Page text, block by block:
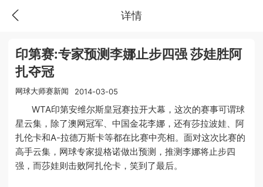
详情
印第赛:专家预测李娜止步四强 莎娃胜阿
扎夺冠
网球大师赛新闻 2014-03-05
WTA印第安维尔斯皇冠赛拉开大幕，这次的赛事可谓球
星云集，除了澳网冠军、中国金花李娜，还有莎拉波娃、阿
扎伦卡和A-拉德万斯卡等都在比赛中亮相。面对这次比赛的
高手云集，网球专家提格诺做出预测，推测李娜将止步四
强，而莎娃则击败阿扎伦卡，笑到了最后。